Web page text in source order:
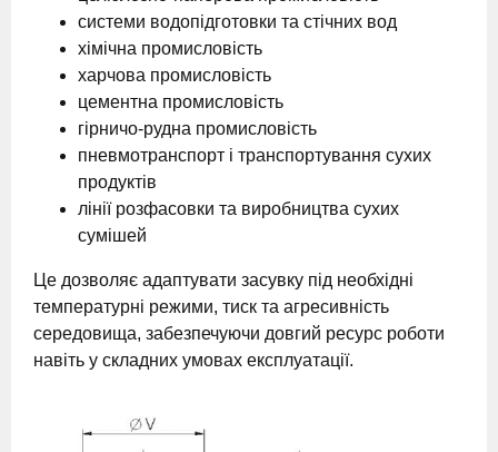
системи водопідготовки та стічних вод
хімічна промисловість
харчова промисловість
цементна промисловість
гірничо-рудна промисловість
пневмотранспорт і транспортування сухих
продуктів
лінії розфасовки та виробництва сухих
сумішей
Це дозволяє адаптувати засувку під необхідні
температурні режими, тиск та агресивність
середовища, забезпечуючи довгий ресурс роботи
навіть у складних умовах експлуатації.